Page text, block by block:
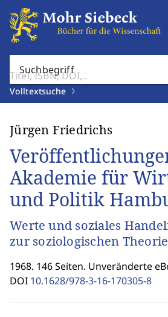
Suchbegriff
Volltextsuche
Jürgen Friedrichs
Akademie für
und Politik
Werte und soziales
zur soziologischen Theorie
1968. 146 Seiten. Unveränderte
DOI 10.1628/978-3-16-170305-8